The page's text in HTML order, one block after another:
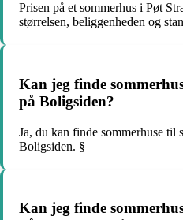
Prisen på et sommerhus i Pøt
størrelsen, beliggenheden og
Kan jeg finde
på Boligsiden?
Ja, du kan finde sommerhuse til
Boligsiden. §
Kan jeg finde